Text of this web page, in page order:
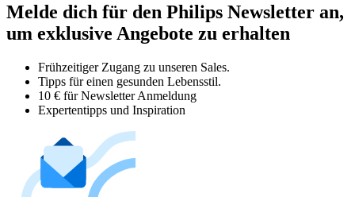
Melde dich für den Philips Newsletter an,
um exklusive Angebote zu erhalten
Frühzeitiger Zugang zu unseren Sales.
Tipps für einen gesunden Lebensstil.
10 € für Newsletter Anmeldung
Expertentipps und Inspiration